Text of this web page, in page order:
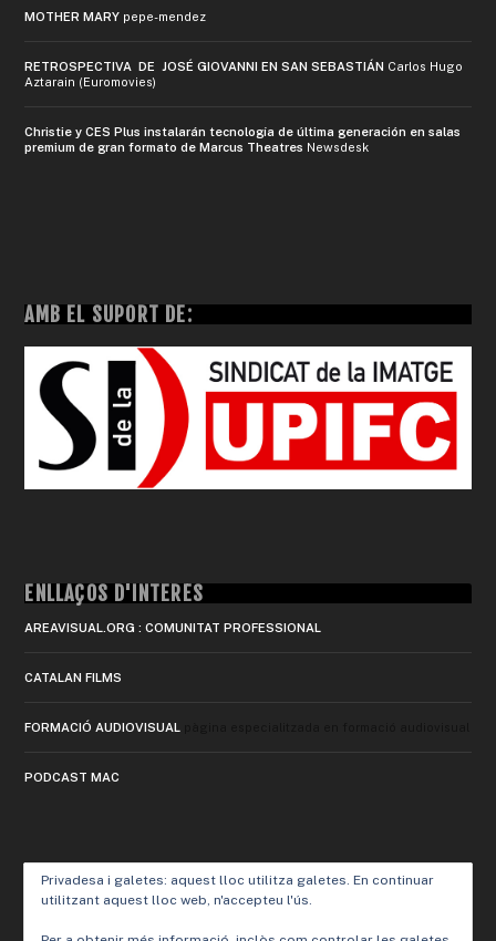
MOTHER MARY pepe-mendez
RETROSPECTIVA DE JOSÉ GIOVANNI EN SAN SEBASTIÁN Carlos Hugo
Aztarain (Euromovies)
Christie y CES Plus instalarán tecnología de última generación en salas
premium de gran formato de Marcus Theatres Newsdesk
AMB EL SUPORT DE:
ENLLAÇOS D'INTERÈS
AREAVISUAL.ORG : COMUNITAT PROFESSIONAL
CATALAN FILMS
FORMACIÓ AUDIOVISUAL
PODCAST MAC
Privadesa i galetes: aquest lloc utilitza galetes. En continuar
utilitzant aquest lloc web, n'accepteu l'ús.